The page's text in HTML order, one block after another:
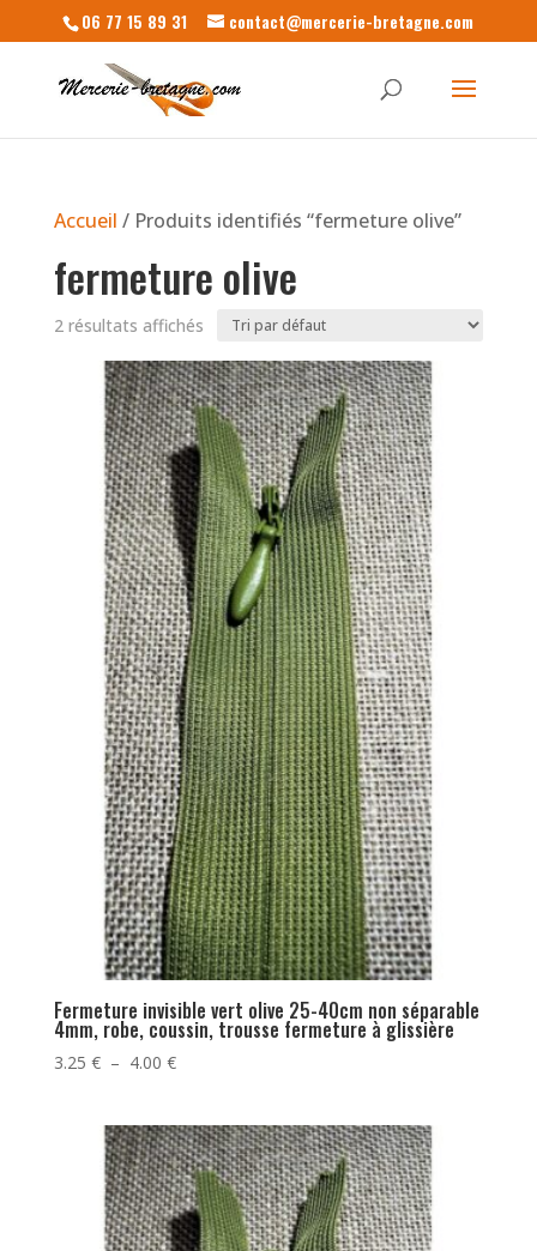
06 77 15 89 31 contact@mercerie-bretagne.com
Accueil / Produits identifiés “fermeture olive”
fermeture olive
2 résultats affichés
Fermeture invisible vert olive 25-40cm non séparable
4mm, robe, coussin, trousse fermeture à glissière
3.25 € – 4.00 €Plage
3.25 €
à
4.00 €